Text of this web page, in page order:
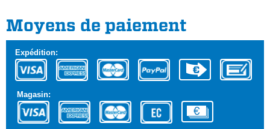
Moyens de paiement
Expédition:
Magasin: